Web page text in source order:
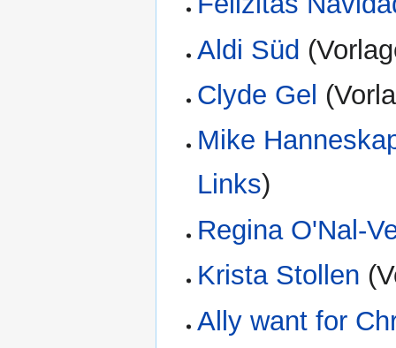
Aldi Süd
Clyde Gel
Mike
Links)
Regina O'Nal-
Krista Stollen
Ally want for